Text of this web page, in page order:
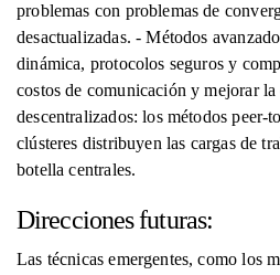
problemas con problemas de
desactualizadas. - Métodos
dinámica, protocolos seguros y
costos de comunicación y mejorar
descentralizados: los métodos peer-
clústeres distribuyen las cargas de
botella centrales.
Direcciones futuras:
Las técnicas emergentes, como los